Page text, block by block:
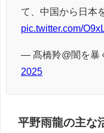
て、中国から日本
pic.twitter.com/
— 髙橋羚@闇を暴
2025
平野雨龍の主な